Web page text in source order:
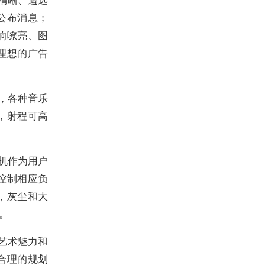
消息；
嘹亮、图
想的广告
各种音乐
射程可高
作为用户
制相应负
灰尘和大
术魅力和
理的规划